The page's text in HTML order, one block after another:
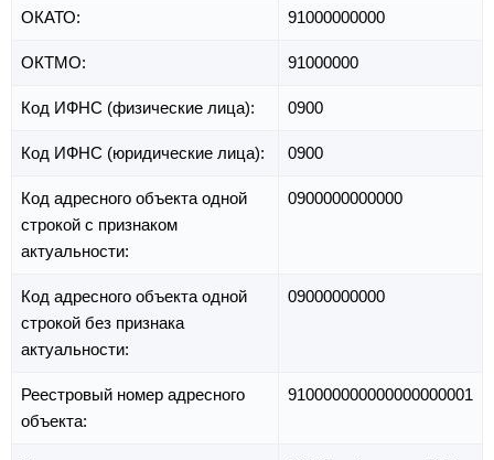
ОКАТО: 91000000000
ОКТМО: 91000000
Код ИФНС (физические лица): 0900
Код ИФНС (юридические лица): 0900
Код адресного объекта одной
строкой с признаком
актуальности:
0900000000000
Код адресного объекта одной
строкой без признака
актуальности:
09000000000
Реестровый номер адресного
объекта:
910000000000000000001